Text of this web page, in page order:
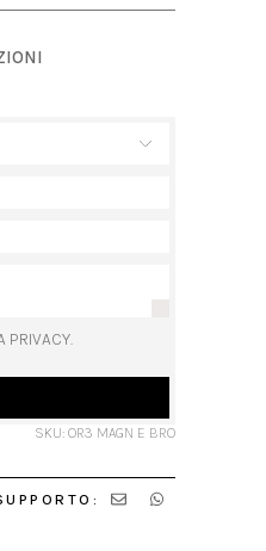
PRIVACY.
SKU: OR3 MAGN E BRO